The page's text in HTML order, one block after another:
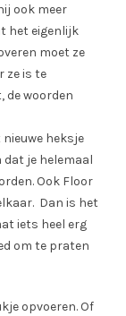
ook meer
het eigenlijk
moet ze
ze is te
de woorden
heksje
je helemaal
Ook Floor
Dan is het
iets heel erg
om te praten
opvoeren. Of